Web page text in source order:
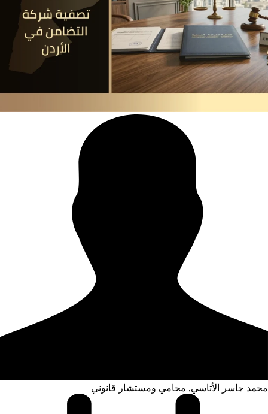
محمد جاسر الأتاسي, محامي ومستشار قانوني